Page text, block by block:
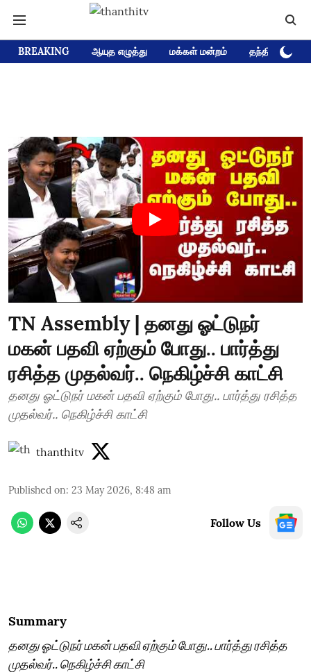
BREAKING ஆயுத எழுத்து மக்கள் மன்றம் தந்தி டிவி
TN Assembly | தனது ஓட்டுநர்
மகன் பதவி ஏற்கும் போது.. பார்த்து
ரசித்த முதல்வர்.. நெகிழ்ச்சி காட்சி
தனது ஓட்டுநர் மகன் பதவி ஏற்கும் போது.. பார்த்து ரசித்த
முதல்வர்.. நெகிழ்ச்சி காட்சி
thanthitv
Published on: 23 May 2026, 8:48 am
Follow Us
Summary
தனது ஓட்டுநர் மகன் பதவி ஏற்கும் போது.. பார்த்து ரசித்த
முதல்வர்.. நெகிழ்ச்சி காட்சி